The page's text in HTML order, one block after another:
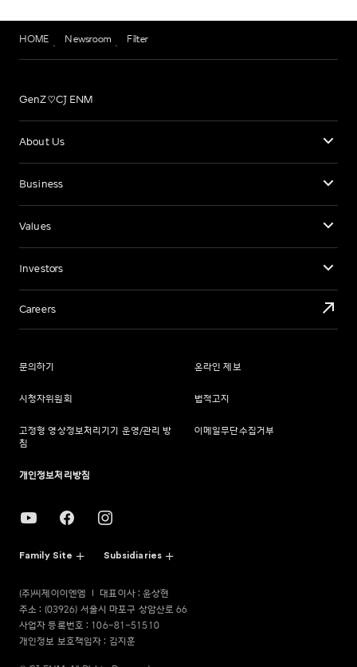
HOME Newsroom Filter
GenZ♡CJ ENM
About Us
Business
Values
Investors
Careers
문의하기 온라인 제보
시청자위원회 법적고지
고정형 영상정보처리기기 운영/관리 방
침
이메일무단수집거부
개인정보처리방침
Family Site Subsidiaries
(주)씨제이이엔엠
대표이사 : 윤상현
주소 : (03926) 서울시 마포구 상암산로 66
사업자 등록번호 : 106-81-51510
개인정보 보호책임자 : 김지훈